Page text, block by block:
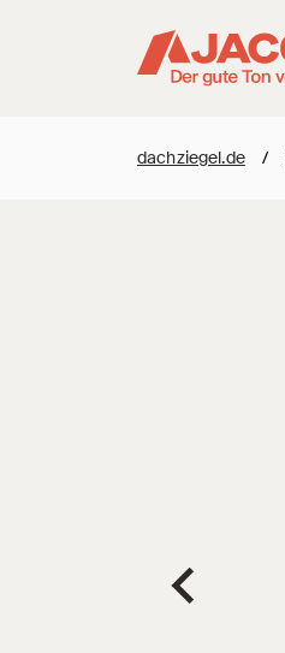
dachziegel.de /